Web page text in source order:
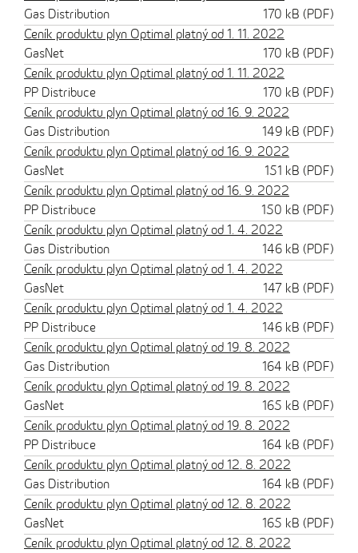
Gas Distribution
170 kB (PDF)
Ceník produktu plyn Optimal platný od 1. 11. 2022
GasNet
170 kB (PDF)
Ceník produktu plyn Optimal platný od 1. 11. 2022
PP Distribuce
170 kB (PDF)
Ceník produktu plyn Optimal platný od 16. 9. 2022
Gas Distribution
149 kB (PDF)
Ceník produktu plyn Optimal platný od 16. 9. 2022
GasNet
151 kB (PDF)
Ceník produktu plyn Optimal platný od 16. 9. 2022
PP Distribuce
150 kB (PDF)
Ceník produktu plyn Optimal platný od 1. 4. 2022
Gas Distribution
146 kB (PDF)
Ceník produktu plyn Optimal platný od 1. 4. 2022
GasNet
147 kB (PDF)
Ceník produktu plyn Optimal platný od 1. 4. 2022
PP Distribuce
146 kB (PDF)
Ceník produktu plyn Optimal platný od 19. 8. 2022
Gas Distribution
164 kB (PDF)
Ceník produktu plyn Optimal platný od 19. 8. 2022
GasNet
165 kB (PDF)
Ceník produktu plyn Optimal platný od 19. 8. 2022
PP Distribuce
164 kB (PDF)
Ceník produktu plyn Optimal platný od 12. 8. 2022
Gas Distribution
164 kB (PDF)
Ceník produktu plyn Optimal platný od 12. 8. 2022
GasNet
165 kB (PDF)
Ceník produktu plyn Optimal platný od 12. 8. 2022